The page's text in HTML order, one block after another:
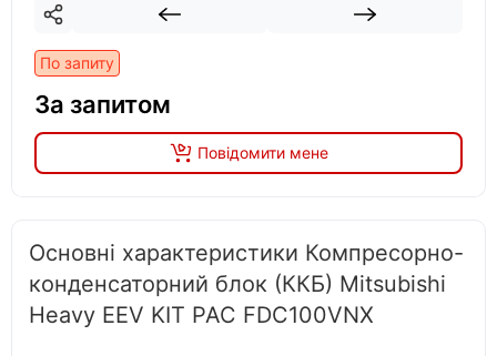
По запиту
За запитом
Повідомити мене
Основні характеристики Компресорно-
конденсаторний блок (ККБ) Mitsubishi
Heavy EEV KIT PAC FDC100VNX